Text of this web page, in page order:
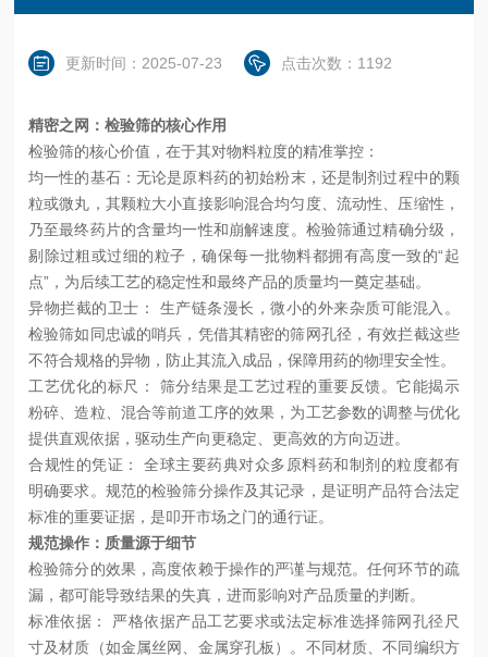
更新时间：2025-07-23 点击次数：1192
精密之网：检验筛的核心作用
检验筛的核心价值，在于其对物料粒度的精准掌控：
均一性的基石：无论是原料药的初始粉末，还是制剂过程中的颗
粒或微丸，其颗粒大小直接影响混合均匀度、流动性、压缩性 ，
乃至最终药片的含量均一性和崩解速度。检验筛通过精确分级，
剔除过粗或过细的粒子，确保每一批物料都拥有高度一致的“起
点”，为后续工艺的稳定性和最终产品的质量均一奠定基础。
异物拦截的卫士：
生产链条漫长，微小的外来杂质可能混入。
检验筛如同忠诚的哨兵，凭借其精密的筛网孔径，有效拦截这些
不符合规格的异物，防止其流入成品，保障用药的物理安全性。
工艺优化的标尺：
筛分结果是工艺过程的重要反馈。它能揭示
粉碎、造粒、混合等前道工序的效果，为工艺参数的调整与优化
提供直观依据，驱动生产向更稳定、更高效的方向迈进。
合规性的凭证：
全球主要药典对众多原料药和制剂的粒度都有
明确要求。规范的检验筛分操作及其记录，是证明产品符合法定
标准的重要证据，是叩开市场之门的通行证。
规范操作：质量源于细节
检验筛分的效果，高度依赖于操作的严谨与规范。任何环节的疏
漏，都可能导致结果的失真，进而影响对产品质量的判断。
标准依据：
严格依据产品工艺要求或法定标准选择筛网孔径尺
寸及材质（如金属丝网、金属穿孔板）。不同材质、不同编织方